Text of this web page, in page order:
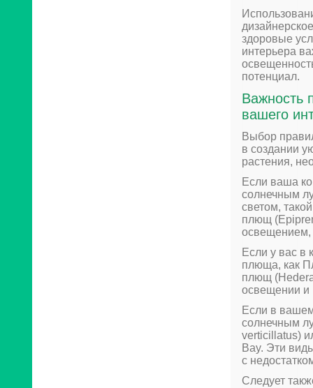
здоровые
интерьера
потенциал.
Важность
вашего
Выбор
в создании
растения,
Если ваша
солнечным
светом,
плющ
освещением,
Если у вас в
плюща, как
плющ
освещении и
Если в
солнечным
verticillatus)
Bay. Эти
с
Следует